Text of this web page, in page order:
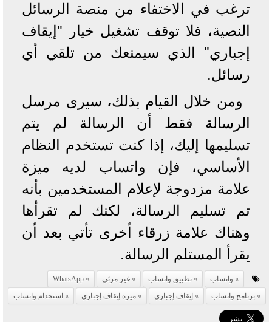
ترغب في الاختفاء من منصة الرسائل
النصية، فلا توقف تشغيل خيار "إيقاف
إجباري" الذي سيمنعك من تلقي أي
رسائل.
ومن خلال القيام بذلك، سيرى مرسل
الرسالة فقط أن الرسالة لم يتم
تسليمها إليك، إذا كنت تستخدم النظام
الأساسي، فإن واتساب لديه ميزة
علامة مزدوجة لإعلام المستخدمين بأنه
تم تسليم الرسالة، لكنك لم تقرأها
وهناك علامة زرقاء أخرى تأتي بعد أن
يقرأ المستلم الرسالة.
واتساب تطبيق واتسآب غير مرئي
WhatsApp
برنامج واتساب
إيقاف إجباري ميزة إيقاف إجباري استخدام واتساب